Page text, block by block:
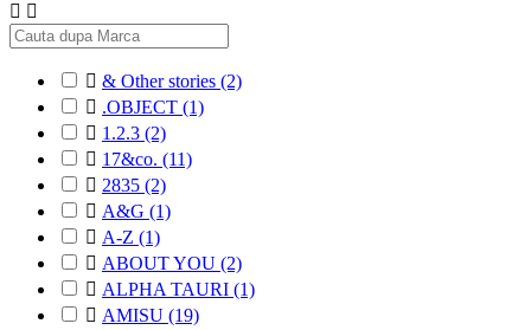
 
 & Other stories (2)
 .OBJECT (1)
 1.2.3 (2)
 17&co. (11)
 2835 (2)
 A&G (1)
 A-Z (1)
 ABOUT YOU (2)
 ALPHA TAURI (1)
 AMISU (19)